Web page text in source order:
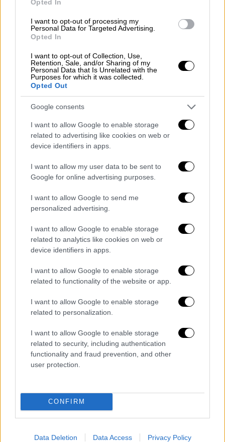
Opted In
I want to opt-out of processing my
Personal Data for Targeted Advertising.
Opted In
I want to opt-out of Collection, Use,
Retention, Sale, and/or Sharing of my
Personal Data that Is Unrelated with the
Purposes for which it was collected.
Opted Out
Google consents
I want to allow Google to enable storage
related to advertising like cookies on web or
device identifiers in apps.
I want to allow my user data to be sent to
Google for online advertising purposes.
I want to allow Google to send me
personalized advertising.
I want to allow Google to enable storage
related to analytics like cookies on web or
device identifiers in apps.
I want to allow Google to enable storage
related to functionality of the website or app.
I want to allow Google to enable storage
related to personalization.
I want to allow Google to enable storage
related to security, including authentication
functionality and fraud prevention, and other
user protection.
CONFIRM
Data Deletion Data Access Privacy Policy
πόντους και 16 ριμπάουντ, ο Χάρντεν 19
πόντους και 14 ασίστ, ο Τάκερ 17 πόντους
και ο Καπέλα 13 πόντους και 12 ριμπάουντ.
Τα δωδεκάλεπτα: 30-23, 66-50, 87-78, 111-
ΡΟΚΕΤΣ: Τάκερ 17 (5 τρίποντα, 7 ριμπάουντ),
Χάουζ 8 (2), Καπέλα 13 (12 ριμπάουντ),
Γουέστμπρουκ 24 (3 τρίποντα, 16 ριμπάουντ,
7 ασίστ), Χάρντεν 19 (2/13 σουτ, 14/14 βολές,
7 ριμπάουντ, 14 ασίστ, 7 λάθη), Σεφολόσα,
Τσάντλερ 10, Ρίβερς 3, ΜάκΛεμορ 6 (2),
ΜΠΑΚΣ: Γ. Αντετοκούνμπο 30 (9/12 δίποντα,
2/5 τρίποντα, 6/11 βολές, 13 ριμπάουντ, 11
ασίστ, 1 κλέψιμο, 1 κόψιμο), Μίντλετον 11
(4/16 σουτ, 3 τρίποντα, 8 ριμπάουντ), Μ.
(2), Ιλιασόβα 13 (1 τρίποντο, 11 ριμπάουντ), Ρ.
Λόπεζ 2, Χιλ 8 (2), Μπράουν 2, Κόναγκτον 10
(2), Κόρβερ 5 (1)